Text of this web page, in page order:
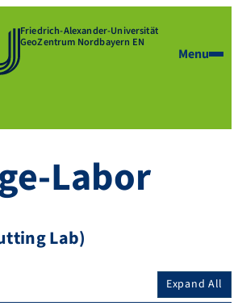
Friedrich-Alexander-Universität
GeoZentrum Nordbayern EN
Menu
Labor
Lab)
Expand All